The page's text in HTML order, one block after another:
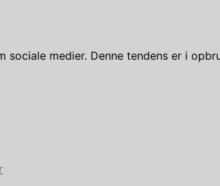
sociale medier. Denne tendens er i